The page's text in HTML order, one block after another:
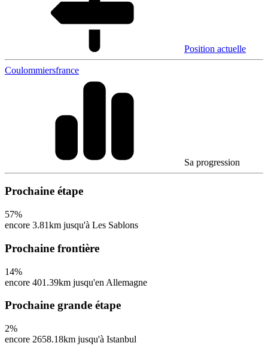
Position actuelle
Coulommiersfrance
Sa progression
Prochaine étape
57%
encore 3.81km jusqu'à Les Sablons
Prochaine frontière
14%
encore 401.39km jusqu'en Allemagne
Prochaine grande étape
2%
encore 2658.18km jusqu'à Istanbul